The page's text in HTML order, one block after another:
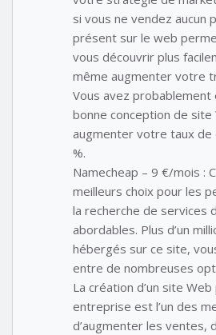
si vous ne vendez aucun
présent sur le web
vous découvrir plus
même augmenter votre
Vous avez probablement
bonne conception de
augmenter votre taux de
%.
Namecheap – 9 €/mois :
meilleurs choix pour les
la recherche de services
abordables. Plus d’un
hébergés sur ce site,
entre de nombreuses
La création d’un site
entreprise est l’un des
d’augmenter les ventes,